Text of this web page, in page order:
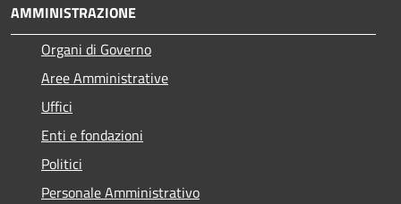
AMMINISTRAZIONE
Organi di Governo
Aree Amministrative
Uffici
Enti e fondazioni
Politici
Personale Amministrativo